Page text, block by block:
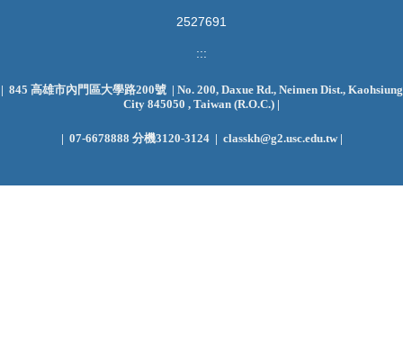
2527691
:::
| 845 高雄市內門區大學路200號 | No. 200, Daxue Rd., Neimen Dist., Kaohsiung
City 845050 , Taiwan (R.O.C.)
07-6678888 分機3120-3124 | classkh@g2.usc.edu.tw |